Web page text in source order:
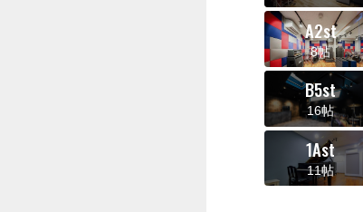
A2st
8帖
B5st
16帖
1Ast
11帖